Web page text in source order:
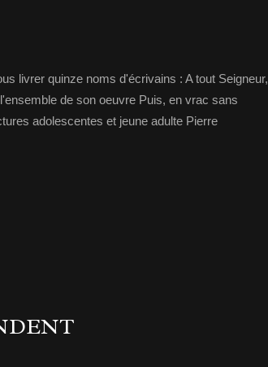
livrer quinze noms d'écrivains : A tout Seigneur,
de son oeuvre Puis, en vrac sans
adolescentes et jeune adulte Pierre